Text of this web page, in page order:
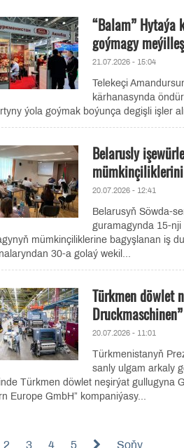
“Balam” Hytaýa
goýmagy
21.07.2026 - 15:04
Telekeçi
kärhanasynda
ýola goýmak boýunça degişli işler
Belarusly
20.07.2026 - 12:41
Belarusyň Söwda-
guramagynda 15-
mümkinçiliklerine bagyşlanan iş
30-a golaý wekil...
Türkmen döwlet
20.07.2026 - 11:01
Türkmenistanyň
sanly ulgam arkaly
Türkmen döwlet neşirýat gullugyna
Europe GmbH” kompaniýasy...
2 3 4 5 Soňy